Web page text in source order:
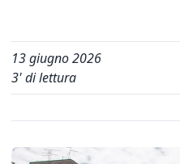
13 giugno 2026
3' di lettura